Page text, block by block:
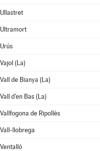
Ullastret
Ultramort
Urús
Vajol (La)
Vall de Bianya (La)
Vall d'en Bas (La)
Vallfogona de Ripollès
Vall-llobrega
Ventalló